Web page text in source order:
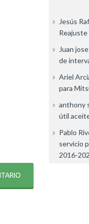
Jesús
Juan
de
Ariel
para
anthony
útil
Pablo
servicio
2016-